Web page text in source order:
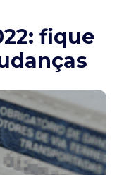
fique